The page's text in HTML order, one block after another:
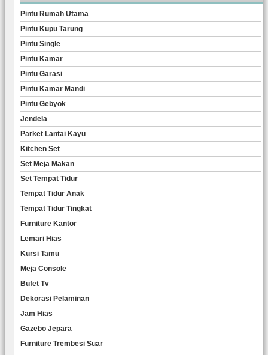
Pintu Rumah Utama
Pintu Kupu Tarung
Pintu Single
Pintu Kamar
Pintu Garasi
Pintu Kamar Mandi
Pintu Gebyok
Jendela
Parket Lantai Kayu
Kitchen Set
Set Meja Makan
Set Tempat Tidur
Tempat Tidur Anak
Tempat Tidur Tingkat
Furniture Kantor
Lemari Hias
Kursi Tamu
Meja Console
Bufet Tv
Dekorasi Pelaminan
Jam Hias
Gazebo Jepara
Furniture Trembesi Suar